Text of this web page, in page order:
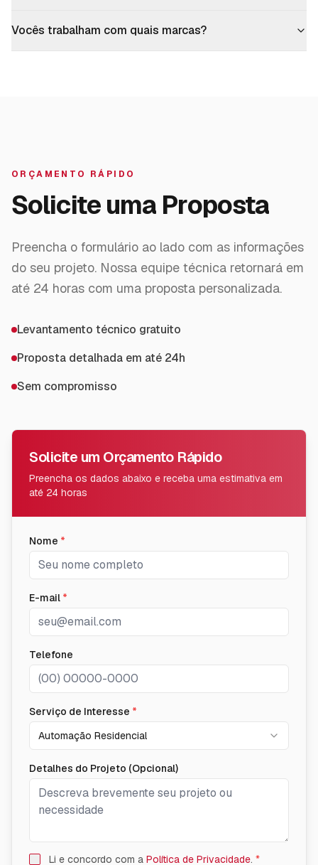
Vocês trabalham com quais marcas?
ORÇAMENTO RÁPIDO
Solicite uma Proposta
Preencha o formulário ao lado com as informações
do seu projeto. Nossa equipe técnica retornará em
até 24 horas com uma proposta personalizada.
Levantamento técnico gratuito
Proposta detalhada em até 24h
Sem compromisso
Solicite um Orçamento Rápido
Preencha os dados abaixo e receba uma estimativa em
até 24 horas
Nome *
E-mail *
Telefone
Serviço de Interesse *
Automação Residencial
Detalhes do Projeto (Opcional)
Li e concordo com a Política de Privacidade. *